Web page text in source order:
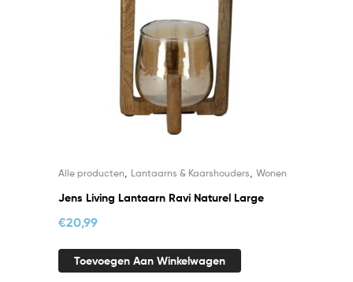
Alle producten Lantaarns & Kaarshouders Wonen
Jens Living Lantaarn Ravi Naturel Large
€20,99
Toevoegen Aan Winkelwagen